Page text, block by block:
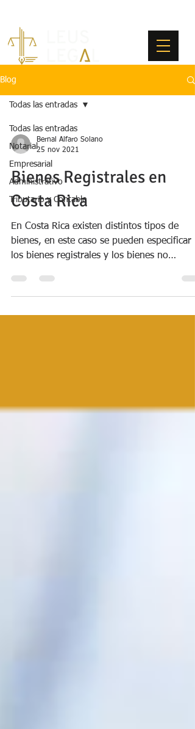
Blog
Todas las entradas
Notarial
Empresarial
Administrativo
Tributario y Contable
Todas las entradas
Bernal Alfaro Solano
25 nov 2021
Bienes Registrales en
Costa Rica
En Costa Rica existen distintos tipos de
bienes, en este caso se pueden especificar
los bienes registrales y los bienes no